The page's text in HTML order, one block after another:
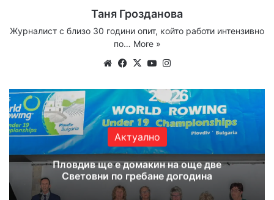
Таня Грозданова
Журналист с близо 30 години опит, който работи интензивно
по… More »
We
te
Fa
bo
ok
X
Yo
ub
e
ra
m
Актуално
Пловдив ще е домакин на още две
Световни по гребане догодина